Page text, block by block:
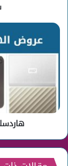
هاردسك
خارجي
الاسعار
والخصومات